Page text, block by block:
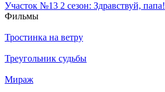
Участок №13 2 сезон: Здравствуй, папа!
Филь­мы
Тростинка на ветру
Треугольник судьбы
Мираж